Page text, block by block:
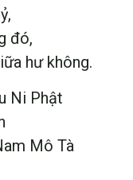
đó,
hư không.
Ni Phật
Mô Tà